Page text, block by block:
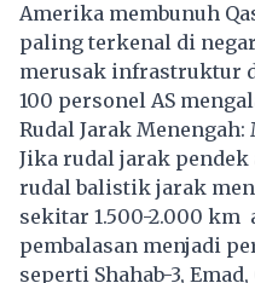
Amerika membunuh
paling terkenal di
merusak infrastruktur
100 personel AS
Rudal Jarak Menengah:
Jika rudal jarak pendek
rudal balistik jarak
sekitar 1.500-2.000 km
pembalasan menjadi
seperti Shahab-3,